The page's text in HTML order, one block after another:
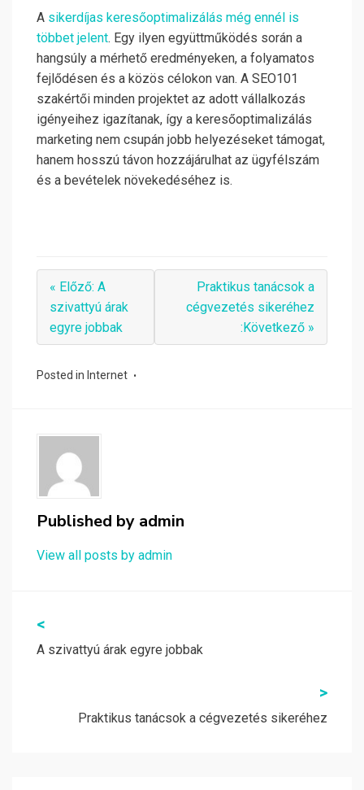
A sikerdíjas keresőoptimalizálás még ennél is
többet jelent. Egy ilyen együttműködés során a
hangsúly a mérhető eredményeken, a folyamatos
fejlődésen és a közös célokon van. A SEO101
szakértői minden projektet az adott vállalkozás
igényeihez igazítanak, így a keresőoptimalizálás
marketing nem csupán jobb helyezéseket támogat,
hanem hosszú távon hozzájárulhat az ügyfélszám
és a bevételek növekedéséhez is.
« Előző: A
szivattyú árak
egyre jobbak
Praktikus tanácsok a
cégvezetés sikeréhez
:Következő »
Posted in Internet
Published by admin
View all posts by admin
Bejegyzés
navigáció
<
A szivattyú árak egyre jobbak
>
Praktikus tanácsok a cégvezetés sikeréhez